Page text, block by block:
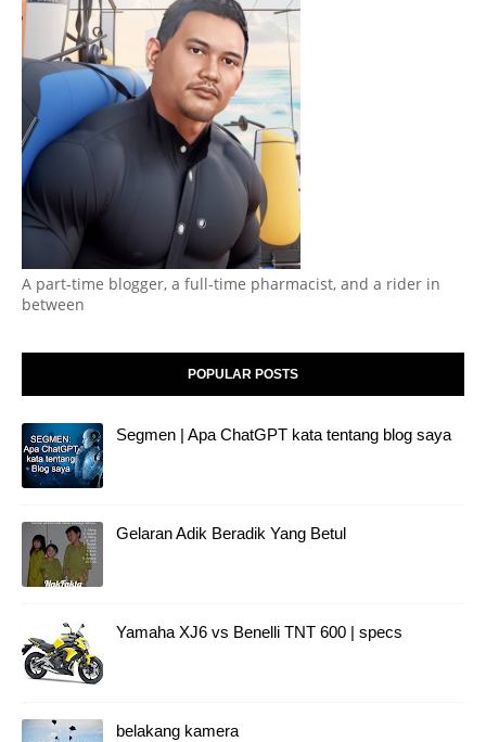
A part-time blogger, a full-time pharmacist, and a rider in
between
POPULAR POSTS
Segmen | Apa ChatGPT kata tentang blog saya
Gelaran Adik Beradik Yang Betul
Yamaha XJ6 vs Benelli TNT 600 | specs
belakang kamera